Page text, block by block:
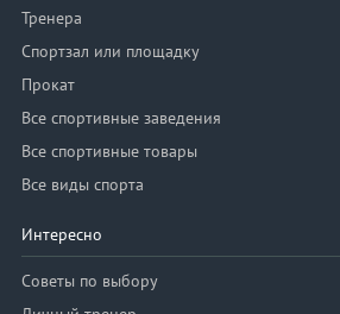
Тренера
Спортзал или площадку
Прокат
Все спортивные заведения
Все спортивные товары
Все виды спорта
Интересно
Советы по выбору